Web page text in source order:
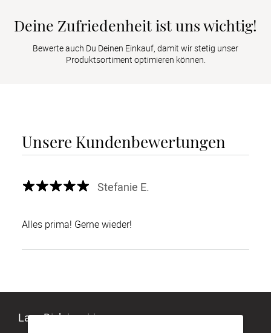
Deine Zufriedenheit ist uns wichtig!
Bewerte auch Du Deinen Einkauf, damit wir stetig unser
Produktsortiment optimieren können.
Unsere Kundenbewertungen
Stefanie E.
Alles prima! Gerne wieder!
Lass Dich inspirieren